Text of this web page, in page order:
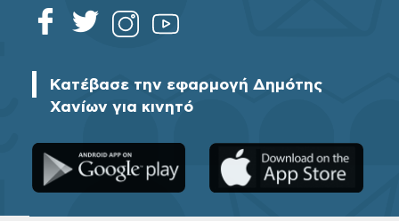
Κατέβασε την εφαρμογή Δημότης
Χανίων για κινητό